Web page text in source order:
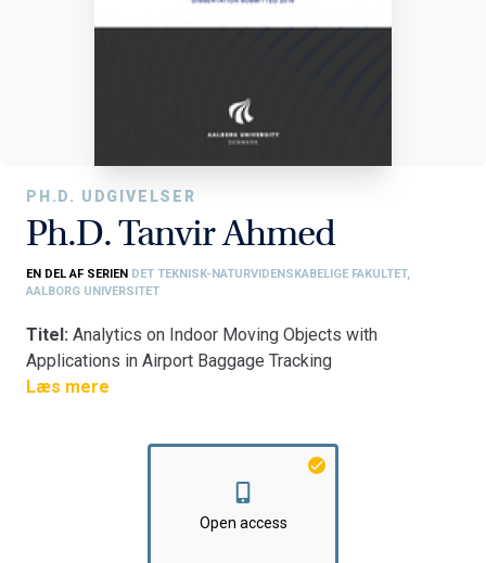
PH.D. UDGIVELSER
Ph.D. Tanvir Ahmed
EN DEL AF SERIEN DET TEKNISK-NATURVIDENSKABELIGE FAKULTET,
AALBORG UNIVERSITET
Titel: Analytics on Indoor Moving Objects with
Applications in Airport Baggage Tracking
Fakultet:Det Teknisk-Naturvidenskabelige Fakultet
Læs mere
Open access